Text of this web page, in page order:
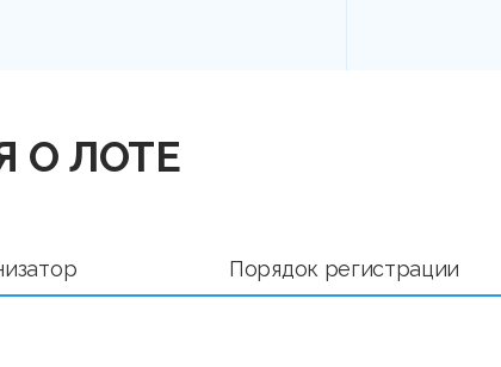
О ЛОТЕ
Порядок регистрации